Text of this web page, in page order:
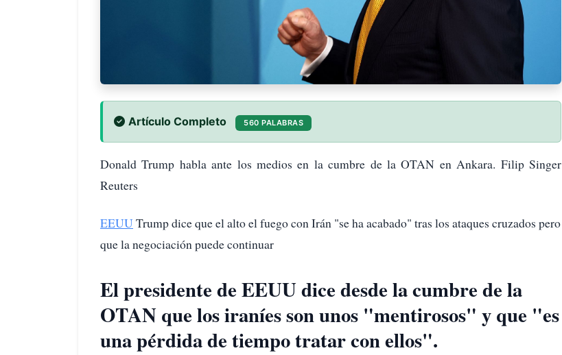
Artículo Completo 560 PALABRAS
Donald Trump habla ante los medios en la cumbre de la OTAN en Ankara. Filip Singer
Reuters
EEUUTrump dice que el alto el fuego con Irán "se ha acabado" tras los ataques cruzados pero
que la negociación puede continuar
El presidente de EEUU dice desde la cumbre de la
OTAN que los iraníes son unos "mentirosos" y que "es
una pérdida de tiempo tratar con ellos".